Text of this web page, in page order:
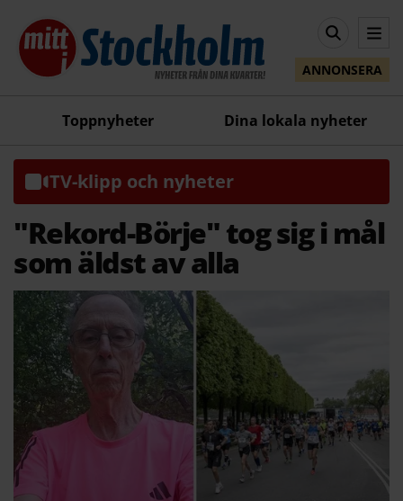
ANNONSERA
Toppnyheter Dina lokala nyheter
TV-klipp och nyheter
"Rekord-Börje" tog sig i mål
som äldst av alla